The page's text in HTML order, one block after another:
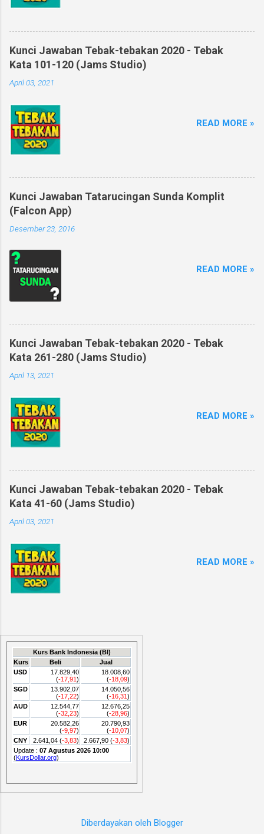
Kunci Jawaban Tebak-tebakan 2020 - Tebak
Kata 101-120 (Jams Studio)
April 03, 2021
READ MORE »
Kunci Jawaban Tatarucingan Sunda Komplit
(Falcon App)
Desember 23, 2016
READ MORE »
Kunci Jawaban Tebak-tebakan 2020 - Tebak
Kata 261-280 (Jams Studio)
April 13, 2021
READ MORE »
Kunci Jawaban Tebak-tebakan 2020 - Tebak
Kata 41-60 (Jams Studio)
April 03, 2021
READ MORE »
Diberdayakan oleh Blogger